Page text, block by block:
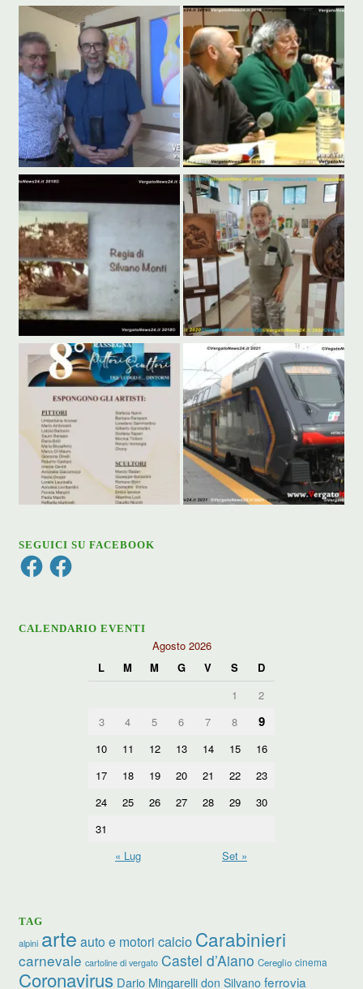
SEGUICI SU FACEBOOK
FacebookFacebook
CALENDARIO EVENTI
Agosto 2026
L
M M G V S
D
1
2
3
4 5 6 7 8 9
10 11 12 13 14 15
16
17
18 19 20 21 22
23
24
25 26 27 28 29
30
31
« Lug
Set »
TAG
alpini arte auto e motori calcio Carabinieri
carnevale cartoline di vergato Castel d’Aiano Cereglio cinema
Coronavirus Dario Mingarelli don Silvano ferrovia